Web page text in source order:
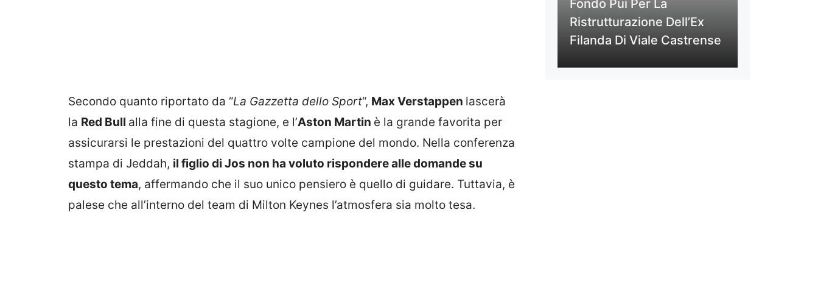
Secondo quanto riportato da “La Gazzetta dello Sport“, Max Verstappen lascerà
la Red Bull alla fine di questa stagione, e l’Aston Martin è la grande favorita per
assicurarsi le prestazioni del quattro volte campione del mondo. Nella conferenza
stampa di Jeddah, il figlio di Jos non ha voluto rispondere alle domande su
questo tema, affermando che il suo unico pensiero è quello di guidare. Tuttavia, è
palese che all’interno del team di Milton Keynes l’atmosfera sia molto tesa.
Fondo Pui Per La
Ristrutturazione Dell’Ex
Filanda Di Viale Castrense